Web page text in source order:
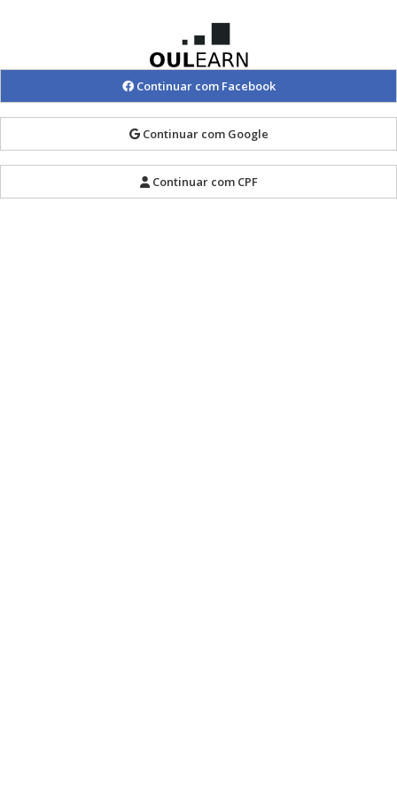
Continuar com Facebook
Continuar com Google
Continuar com CPF